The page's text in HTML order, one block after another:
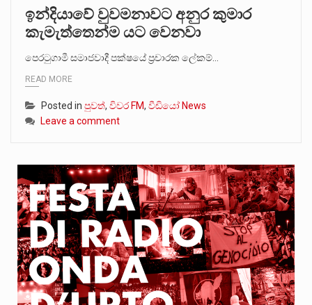
ඉන්දියාවේ වුවමනාවට අනුර කුමාර
කැමැත්තෙන්ම යට වෙනවා
පෙරටුගාමී සමාජවාදී පක්ෂයේ ප්‍රචාරක ලේකම්…
READ MORE
Posted in පුවත්, විවර FM, වීඩියෝ News
Leave a comment